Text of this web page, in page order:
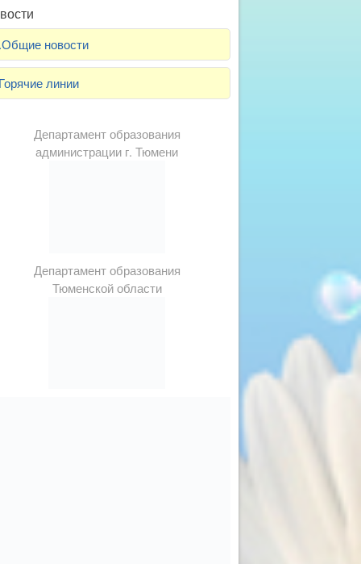
новости
линии
Департамент образования
администрации г. Тюмени
Департамент образования
Тюменской области